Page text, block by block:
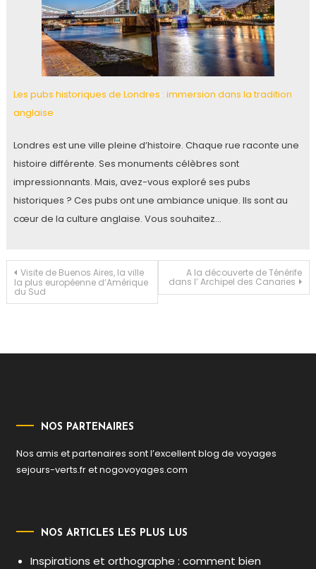
Les pubs historiques de Londres : immersion dans la tradition
anglaise
Londres est une ville pleine d’histoire. Chaque rue raconte une
histoire différente. Ses monuments célèbres sont
impressionnants. Mais, avez-vous exploré ses pubs
historiques ? Ces pubs ont une ambiance unique. Ils sont au
cœur de la culture anglaise. Vous souhaitez…
Navigation
de
Visite de Buenos Aires, la ville
la plus européenne d’Amérique
du Sud
A la découverte de Ténérife
dans l’ Archipel des Canaries
NOS PARTENAIRES
Nos amis et partenaires sont l’excellent blog de voyages
sejours-verts.fretnogovoyages.com
NOS ARTICLES LES PLUS LUS
Inspirations et orthographe : comment bien